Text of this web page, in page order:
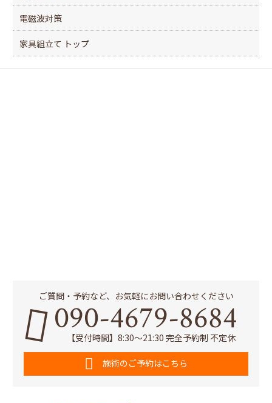
電磁波対策
家具組立て トップ
ご質問・予約など、お気軽にお問い合わせください
090-4679-8684
【受付時間】8:30～21:30 完全予約制 不定休
施術のご予約はこちら